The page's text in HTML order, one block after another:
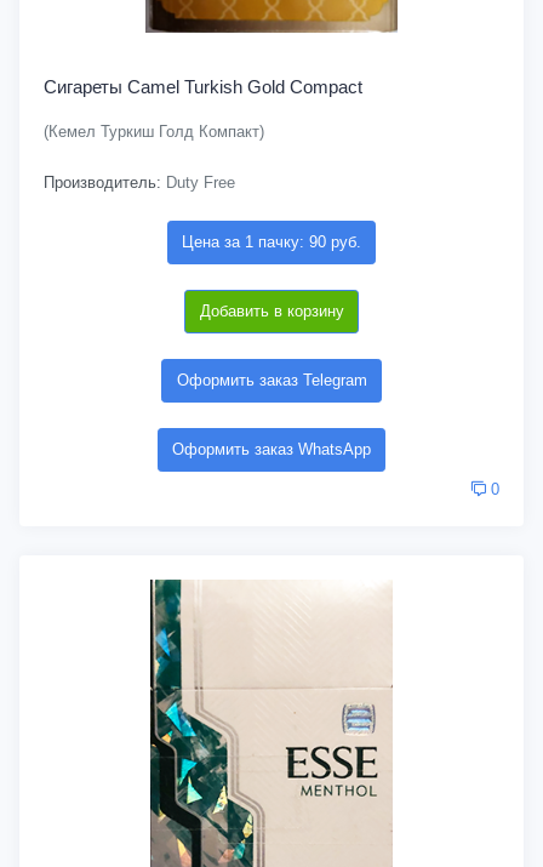
Сигареты Camel Turkish Gold Compact
(Кемел Туркиш Голд Компакт)
Производитель: Duty Free
Цена за 1 пачку: 90 руб.
Добавить в корзину
Оформить заказ Telegram
Оформить заказ WhatsApp
0